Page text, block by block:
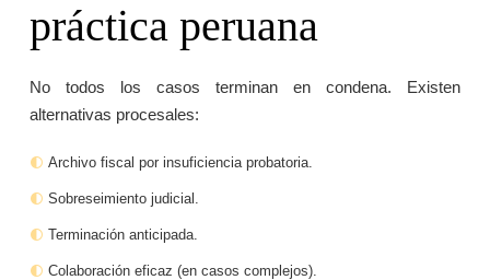
práctica peruana
No todos los casos terminan en condena. Existen
alternativas procesales:
Archivo fiscal por insuficiencia probatoria.
Sobreseimiento judicial.
Terminación anticipada.
Colaboración eficaz (en casos complejos).